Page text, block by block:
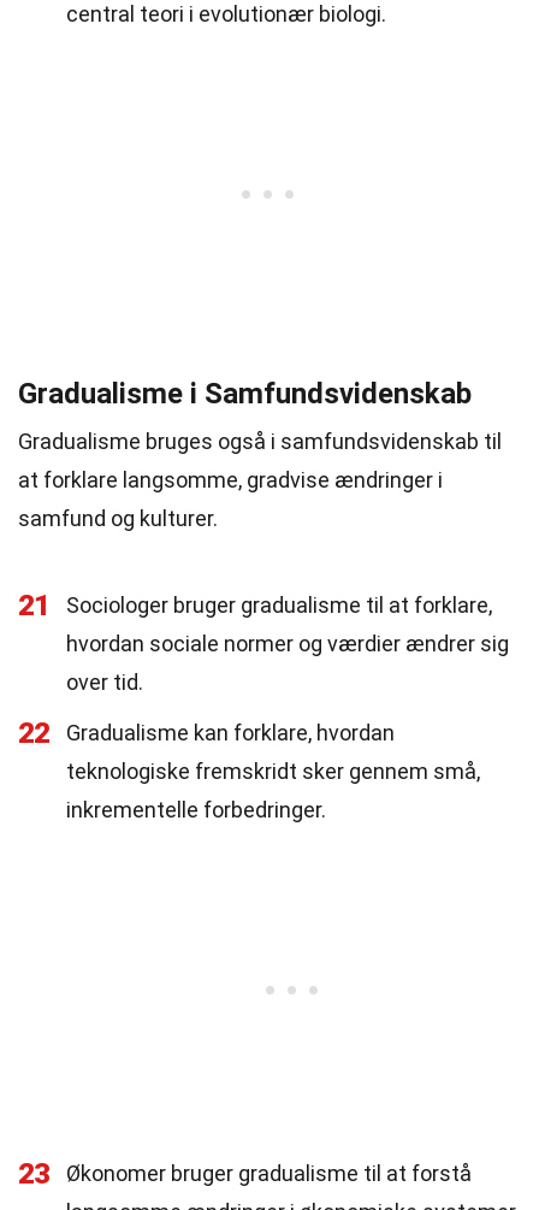
central teori i evolutionær biologi.
Gradualisme i Samfundsvidenskab
Gradualisme bruges også i samfundsvidenskab til
at forklare langsomme, gradvise ændringer i
samfund og kulturer.
21
Sociologer bruger gradualisme til at forklare,
hvordan sociale normer og værdier ændrer sig
over tid.
22
Gradualisme kan forklare, hvordan
teknologiske fremskridt sker gennem små,
inkrementelle forbedringer.
23
Økonomer bruger gradualisme til at forstå